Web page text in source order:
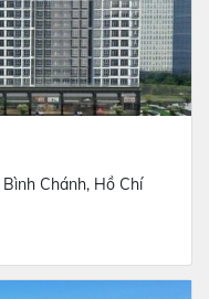
Chánh, Hồ Chí